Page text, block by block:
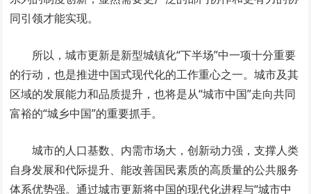
同引领才能实现。
所以，城市更新是新型城镇化“下半场”中一项十分重要
的行动，也是推进中国式现代化的工作重心之一。城市及其
区域的发展能力和品质提升，也将是从“城市中国”走向共同
富裕的“城乡中国”的重要抓手。
城市的人口基数、内需市场大，创新动力强，支撑人类
自身发展和代际提升、能改善国民素质的高质量的公共服务
体系优势强。通过城市更新将中国的现代化进程与“城市中